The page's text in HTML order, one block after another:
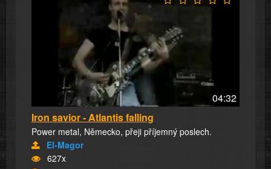
04:32
Iron savior - Atlantis falling
Power metal, Německo, přeji příjemný poslech.
El-Magor
627x